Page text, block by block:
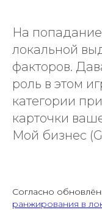
На
локальной
факторов.
роль в этом
категории
карточки
Мой бизнес
Согласно
ранжирования в